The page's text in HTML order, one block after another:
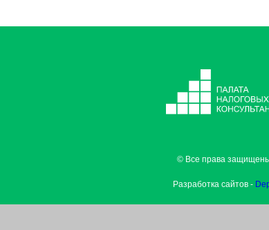
© Все права
Разработка сайтов -